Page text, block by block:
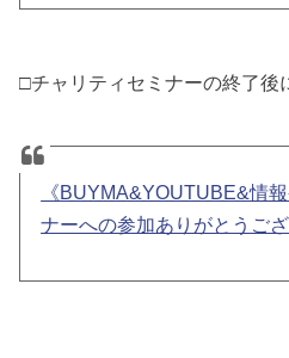
□チャリティセミナーの終了後
《BUYMA&YOUTUBE&情
ナーへの参加ありがとうござ